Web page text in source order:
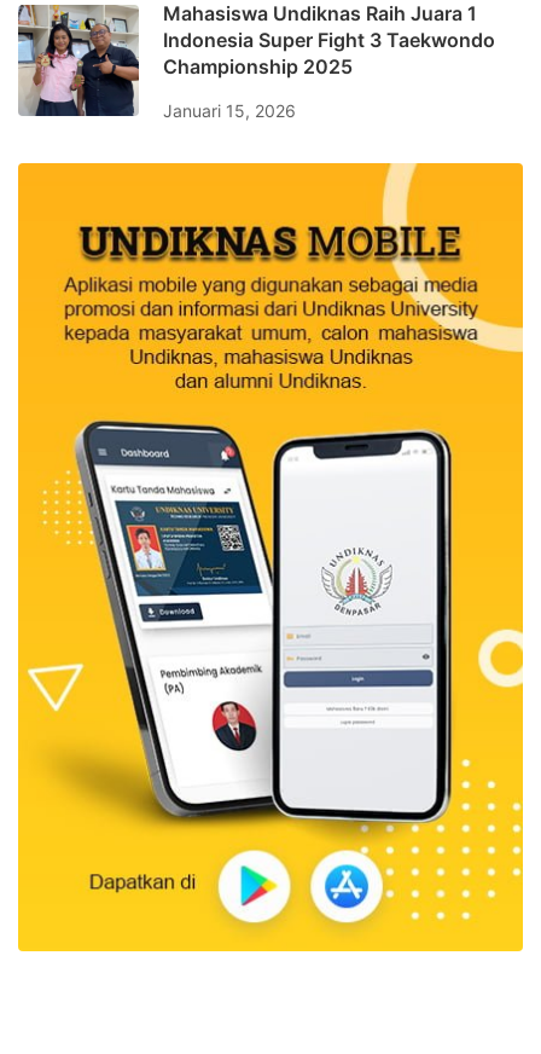
Mahasiswa Undiknas Raih Juara 1
Indonesia Super Fight 3 Taekwondo
Championship 2025
Januari 15, 2026